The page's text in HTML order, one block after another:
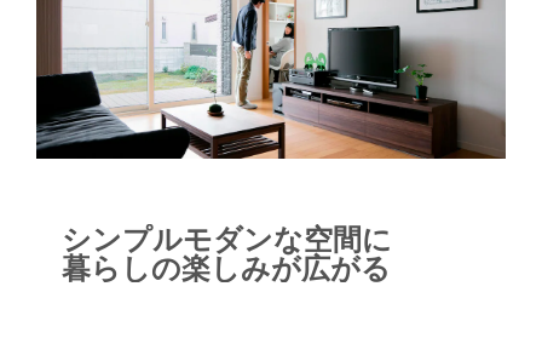
シンプルモダンな空間に
暮らしの楽しみが広がる